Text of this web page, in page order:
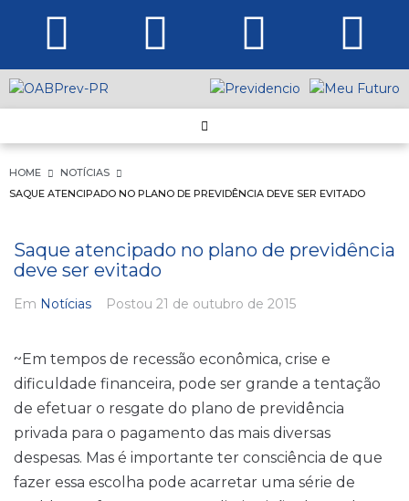
HOME
NOTÍCIAS
SAQUE ATENCIPADO NO PLANO DE PREVIDÊNCIA DEVE SER EVITADO
Saque atencipado no plano de previdência
deve ser evitado
Em Notícias Postou 21 de outubro de 2015
~Em tempos de recessão econômica, crise e
dificuldade financeira, pode ser grande a tentação
de efetuar o resgate do plano de previdência
privada para o pagamento das mais diversas
despesas. Mas é importante ter consciência de que
fazer essa escolha pode acarretar uma série de